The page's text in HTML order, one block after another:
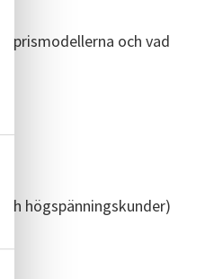
prismodellerna och vad
högspänningskunder)